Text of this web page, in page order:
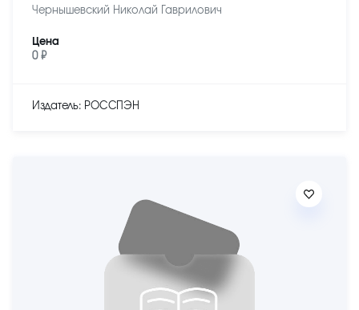
Чернышевский Николай Гаврилович
Цена
0 ₽
Издатель: РОССПЭН